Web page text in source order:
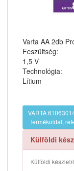
Varta AA 2db
Feszültség:
1,5 V
Technológia:
Lítium
VARTA
Termékoldal,
Külföldi
Külföldi